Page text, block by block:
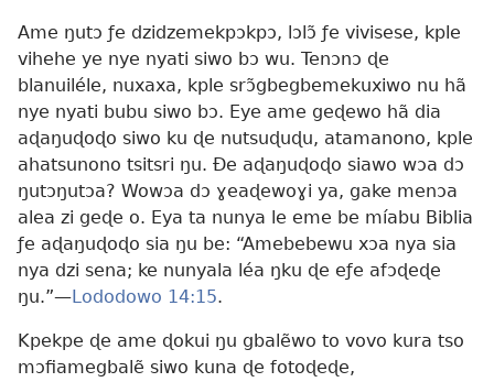
Ame ŋutɔ ƒe dzidzemekpɔkpɔ, lɔlɔ̃ ƒe vivisese, kple
vihehe ye nye nyati siwo bɔ wu. Tenɔnɔ ɖe
blanuiléle, nuxaxa, kple srɔ̃gbegbemekuxiwo nu hã
nye nyati bubu siwo bɔ. Eye ame geɖewo hã dia
aɖaŋuɖoɖo siwo ku ɖe nutsuɖuɖu, atamanono, kple
ahatsunono tsitsri ŋu. Ðe aɖaŋuɖoɖo siawo wɔa dɔ
ŋutɔŋutɔa? Wowɔa dɔ ɣeaɖewoɣi ya, gake menɔa
alea zi geɖe o. Eya ta nunya le eme be míabu Biblia
ƒe aɖaŋuɖoɖo sia ŋu be: “Amebebewu xɔa nya sia
nya dzi sena; ke nunyala léa ŋku ɖe eƒe afɔɖeɖe
ŋu.”—Lododowo 14:15.
Kpekpe ɖe ame ɖokui ŋu gbalẽwo to vovo kura tso
mɔfiamegbalẽ siwo kuna ɖe fotoɖeɖe,